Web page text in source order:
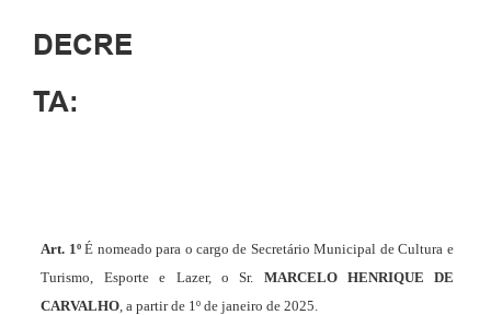
DECRE
TA:
Art. 1º É nomeado para o cargo de Secretário Municipal de Cultura e
Turismo, Esporte e Lazer,
o Sr.
MARCELO HENRIQUE DE
CARVALHO a partirde 1º de janeiro de 2025.